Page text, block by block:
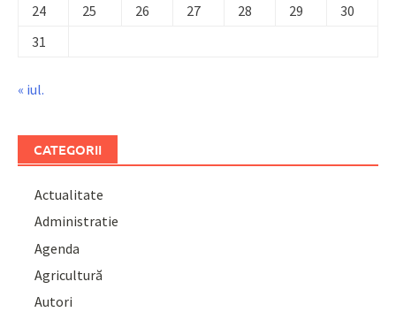
24
25 26 27 28 29
30
31
« iul.
CATEGORII
Actualitate
Administratie
Agenda
Agricultură
Autori